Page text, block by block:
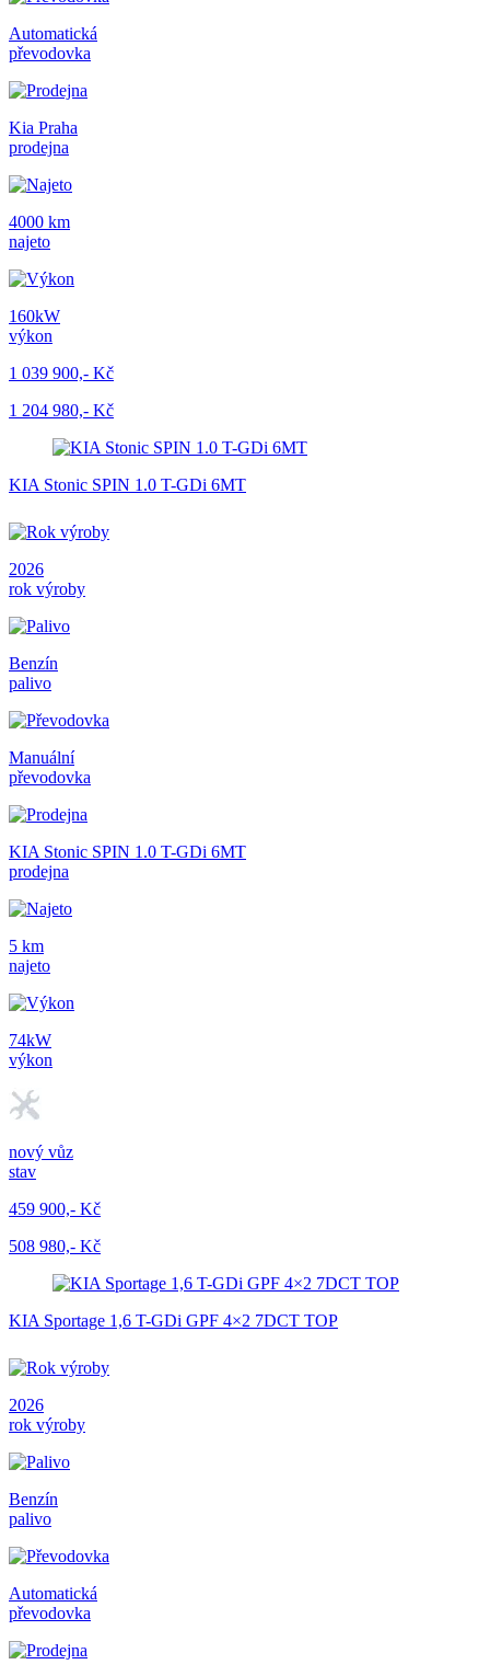
Automatická
převodovka
Kia Praha
prodejna
4000 km
najeto
160kW
výkon
1 039 900,- Kč
1 204 980,- Kč
KIA Stonic SPIN 1.0 T-GDi 6MT
2026
rok výroby
Benzín
palivo
Manuální
převodovka
KIA Stonic SPIN 1.0 T-GDi 6MT
prodejna
5 km
najeto
74kW
výkon
nový vůz
stav
459 900,- Kč
508 980,- Kč
KIA Sportage 1,6 T-GDi GPF 4×2 7DCT TOP
2026
rok výroby
Benzín
palivo
Automatická
převodovka